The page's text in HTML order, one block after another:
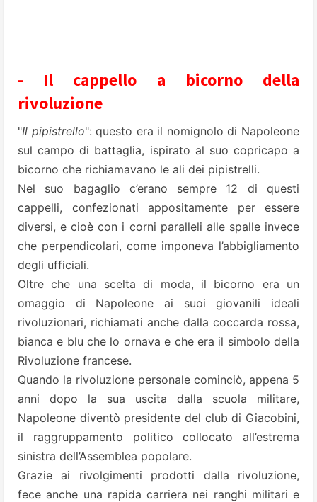
- Il cappello a bicorno della
rivoluzione
"Il pipistrello": questo era il nomignolo di Napoleone
sul campo di battaglia, ispirato al suo copricapo a
bicorno che richiamavano le ali dei pipistrelli.
Nel suo bagaglio c’erano sempre 12 di questi
cappelli, confezionati appositamente per essere
diversi, e cioè con i corni paralleli alle spalle invece
che perpendicolari, come imponeva l’abbigliamento
degli ufficiali.
Oltre che una scelta di moda, il bicorno era un
omaggio di Napoleone ai suoi giovanili ideali
rivoluzionari, richiamati anche dalla coccarda rossa,
bianca e blu che lo ornava e che era il simbolo della
Rivoluzione francese.
Quando la rivoluzione personale cominciò, appena 5
anni dopo la sua uscita dalla scuola militare,
Napoleone diventò presidente del club di Giacobini,
il raggruppamento politico collocato all’estrema
sinistra dell’Assemblea popolare.
Grazie ai rivolgimenti prodotti dalla rivoluzione,
fece anche una rapida carriera nei ranghi militari e